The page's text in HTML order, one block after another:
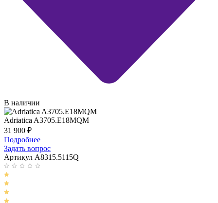
В наличии
Adriatica A3705.E18MQM
31 900 ₽
Подробнее
Задать вопрос
Артикул A8315.5115Q